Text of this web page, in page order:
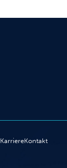
KarriereKontakt